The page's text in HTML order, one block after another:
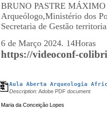
BRUNO PASTRE MÁXIMO
Arqueólogo,Ministério dos
Secretaria de Gestão
6 de Março 2024. 14Horas
https://videoconf-
Aula Aberta Arqueologia
Description:Adobe PDF document
Maria da Conceição Lopes